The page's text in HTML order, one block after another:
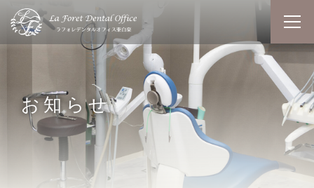
お知らせ